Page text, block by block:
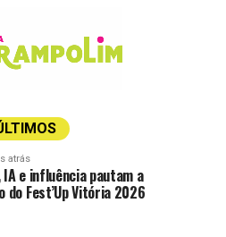
atrás
e influência pautam a
do Fest’Up Vitória 2026